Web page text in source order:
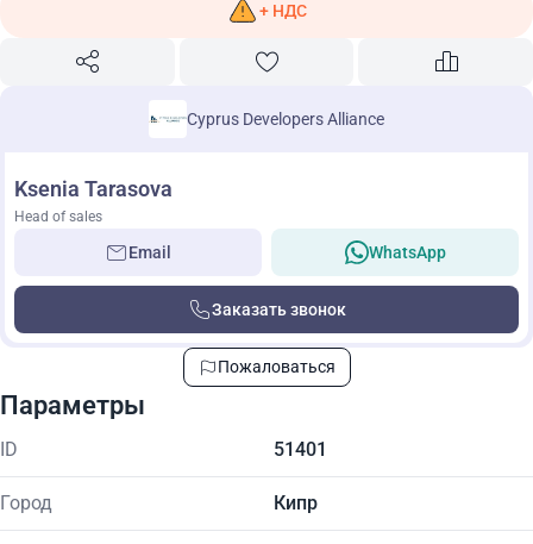
+ НДС
Cyprus Developers Alliance
Ksenia Tarasova
Head of sales
Email WhatsApp
Заказать звонок
Пожаловаться
Параметры
ID 51401
Город Кипр